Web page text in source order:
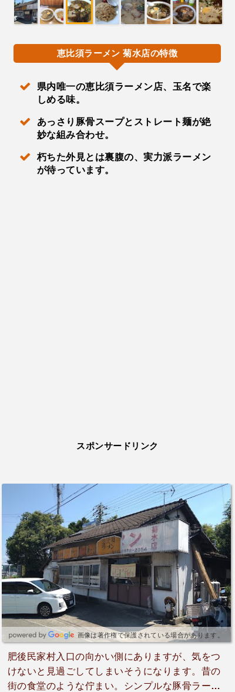
恵比須ラーメン 菊水店の特徴
県内唯一の恵比須ラーメン店、玉名で楽
しめる味。
あっさり豚骨スープとストレート麺が絶
妙な組み合わせ。
朽ちた外見とは裏腹の、実力派ラーメン
が待っています。
スポンサードリンク
画像は著作権で保護されている場合があります。
肥後民家村入口の向かい側にありますが、気をつ
けないと見過ごしてしまいそうになります。昔の
街の食堂のような佇まい。シンプルな豚骨ラーメ